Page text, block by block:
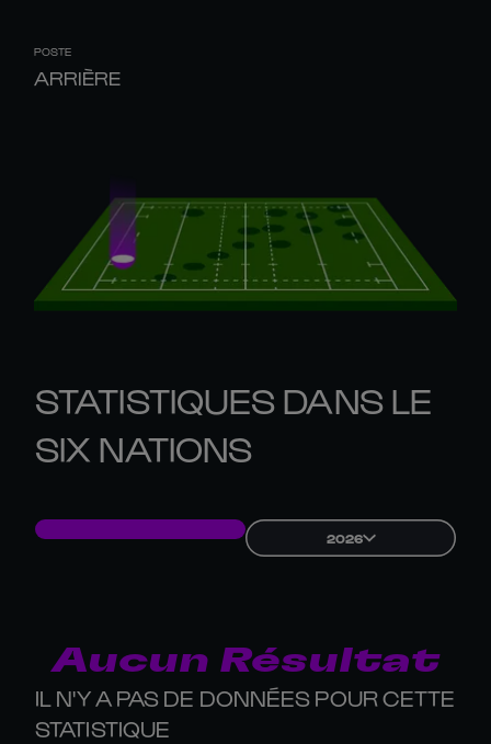
POSTE
ARRIÈRE
STATISTIQUES DANS LE
SIX NATIONS
2026
Aucun Résultat
IL N'Y A PAS DE DONNÉES POUR CETTE
STATISTIQUE